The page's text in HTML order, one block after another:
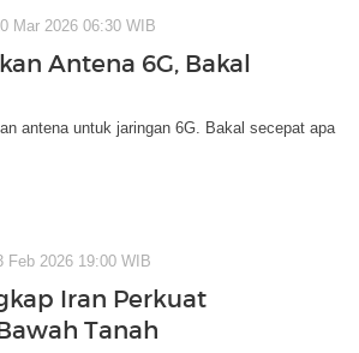
Mar 2026 06:30 WIB
Antena 6G, Bakal
antena untuk jaringan 6G. Bakal secepat apa
Feb 2026 19:00 WIB
Iran Perkuat
Tanah